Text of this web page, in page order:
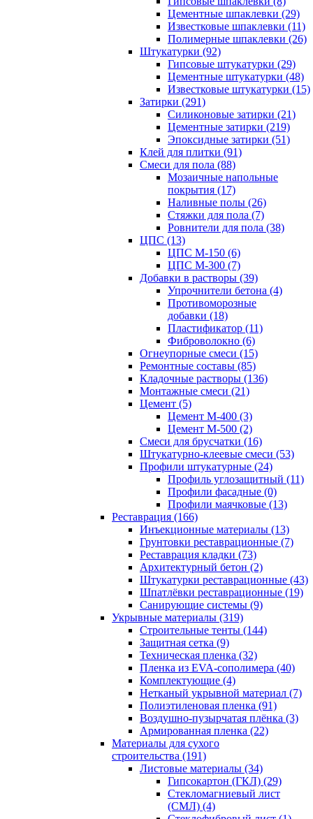
Цементные шпаклевки (29)
Известковые шпаклевки (11)
Полимерные шпаклевки (26)
Штукатурки (92)
Гипсовые штукатурки (29)
Цементные штукатурки (48)
Известковые штукатурки (15)
Затирки (291)
Силиконовые затирки (21)
Цементные затирки (219)
Эпоксидные затирки (51)
Клей для плитки (91)
Смеси для пола (88)
Мозаичные напольные
покрытия (17)
Наливные полы (26)
Стяжки для пола (7)
Ровнители для пола (38)
ЦПС (13)
ЦПС М-150 (6)
ЦПС М-300 (7)
Добавки в растворы (39)
Упрочнители бетона (4)
Противоморозные
добавки (18)
Пластификатор (11)
Фиброволокно (6)
Огнеупорные смеси (15)
Ремонтные составы (85)
Кладочные растворы (136)
Монтажные смеси (21)
Цемент (5)
Цемент М-400 (3)
Цемент М-500 (2)
Смеси для брусчатки (16)
Штукатурно-клеевые смеси (53)
Профили штукатурные (24)
Профиль углозащитный (11)
Профили фасадные (0)
Профили маячковые (13)
Реставрация (166)
Инъекционные материалы (13)
Грунтовки реставрационные (7)
Реставрация кладки (73)
Архитектурный бетон (2)
Штукатурки реставрационные (43)
Шпатлёвки реставрационные (19)
Санирующие системы (9)
Укрывные материалы (319)
Строительные тенты (144)
Защитная сетка (9)
Техническая пленка (32)
Пленка из EVA-сополимера (40)
Комплектующие (4)
Нетканый укрывной материал (7)
Полиэтиленовая пленка (91)
Воздушно-пузырчатая плёнка (3)
Армированная пленка (22)
Материалы для сухого
строительства (191)
Листовые материалы (34)
Гипсокартон (ГКЛ) (29)
Стекломагниевый лист
(СМЛ) (4)